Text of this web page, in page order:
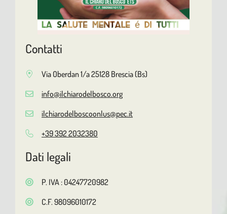
Contatti
Via Oberdan 1/a 25128 Brescia (Bs)
info@ilchiarodelbosco.org
ilchiarodelboscoonlus@pec.it
+39 392 2032380
Dati legali
P. IVA : 04247720982
C.F. 98096010172